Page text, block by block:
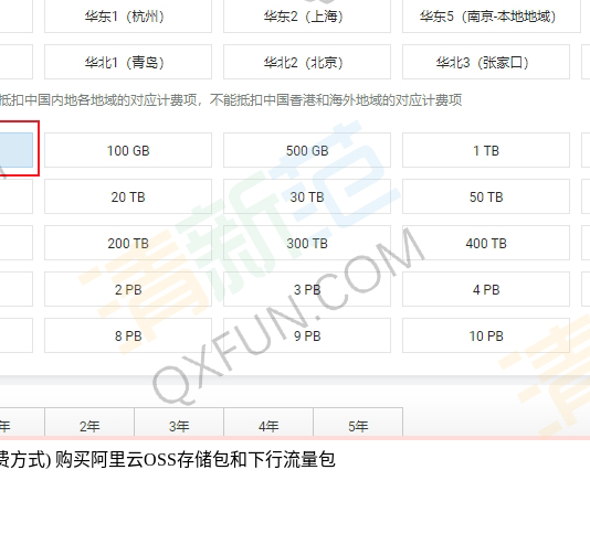
方式) 购买阿里云OSS存储包和下行流量包